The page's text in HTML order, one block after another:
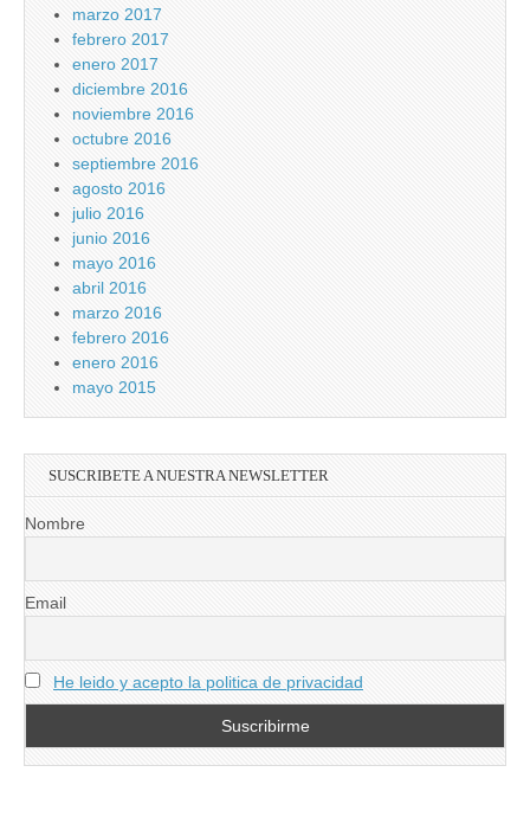
marzo 2017
febrero 2017
enero 2017
diciembre 2016
noviembre 2016
octubre 2016
septiembre 2016
agosto 2016
julio 2016
junio 2016
mayo 2016
abril 2016
marzo 2016
febrero 2016
enero 2016
mayo 2015
SUSCRIBETE A NUESTRA NEWSLETTER
Nombre
Email
He leido y acepto la politica de privacidad